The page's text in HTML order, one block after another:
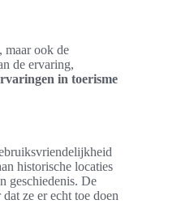
maar ook de
de ervaring,
in toerisme
historische locaties
geschiedenis. De
ze er echt toe doen